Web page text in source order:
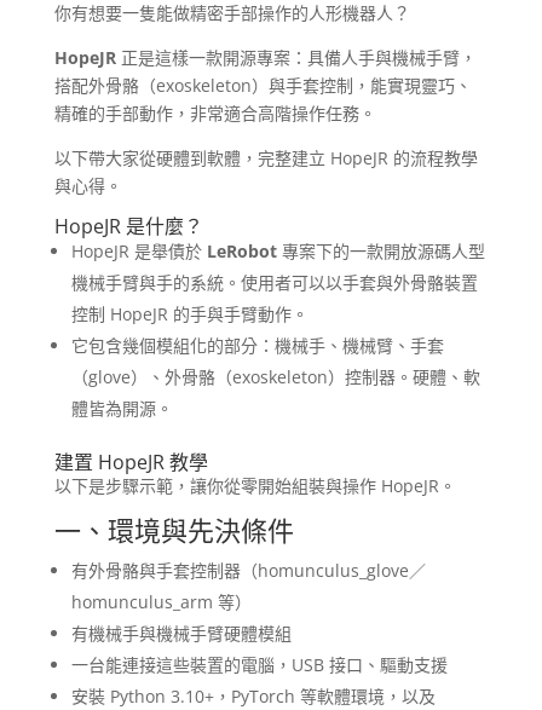
你有想要一隻能做精密手部操作的人形機器人？
HopeJR正是這樣一款開源專案：具備人手與機械手臂，
搭配外骨骼（exoskeleton）與手套控制，能實現靈巧、
精確的手部動作，非常適合高階操作任務。
以下帶大家從硬體到軟體，完整建立 HopeJR 的流程教學
與心得。
HopeJR 是什麼？
HopeJR 是舉債於 LeRobot專案下的一款開放源碼人型
機械手臂與手的系統。使用者可以以手套與外骨骼裝置
控制 HopeJR 的手與手臂動作。
它包含幾個模組化的部分：機械手、機械臂、手套
（glove）、外骨骼（exoskeleton）控制器。硬體、軟
體皆為開源。
建置 HopeJR 教學
以下是步驟示範，讓你從零開始組裝與操作 HopeJR。
一、環境與先決條件
有外骨骼與手套控制器（homunculus_glove／
homunculus_arm 等）
有機械手與機械手臂硬體模組
一台能連接這些裝置的電腦，USB 接口、驅動支援
安裝 Python 3.10+，PyTorch 等軟體環境，以及